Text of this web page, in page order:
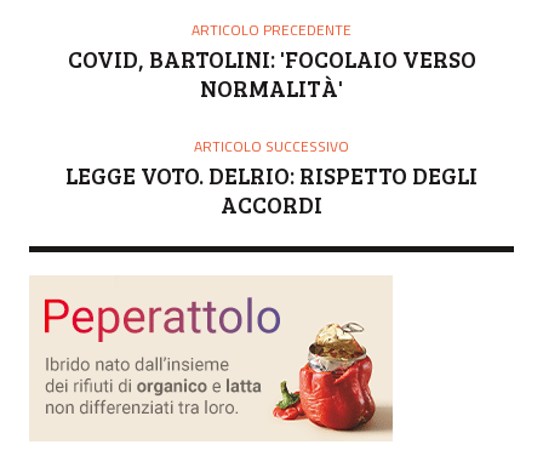
ARTICOLO PRECEDENTE
COVID, BARTOLINI: 'FOCOLAIO VERSO
NORMALITÀ'
ARTICOLO SUCCESSIVO
LEGGE VOTO. DELRIO: RISPETTO DEGLI
ACCORDI